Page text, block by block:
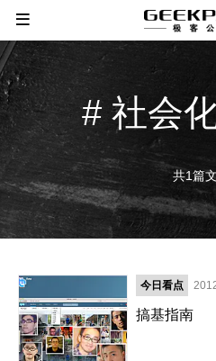
# 社会
共1篇
今日看点
搞基指南